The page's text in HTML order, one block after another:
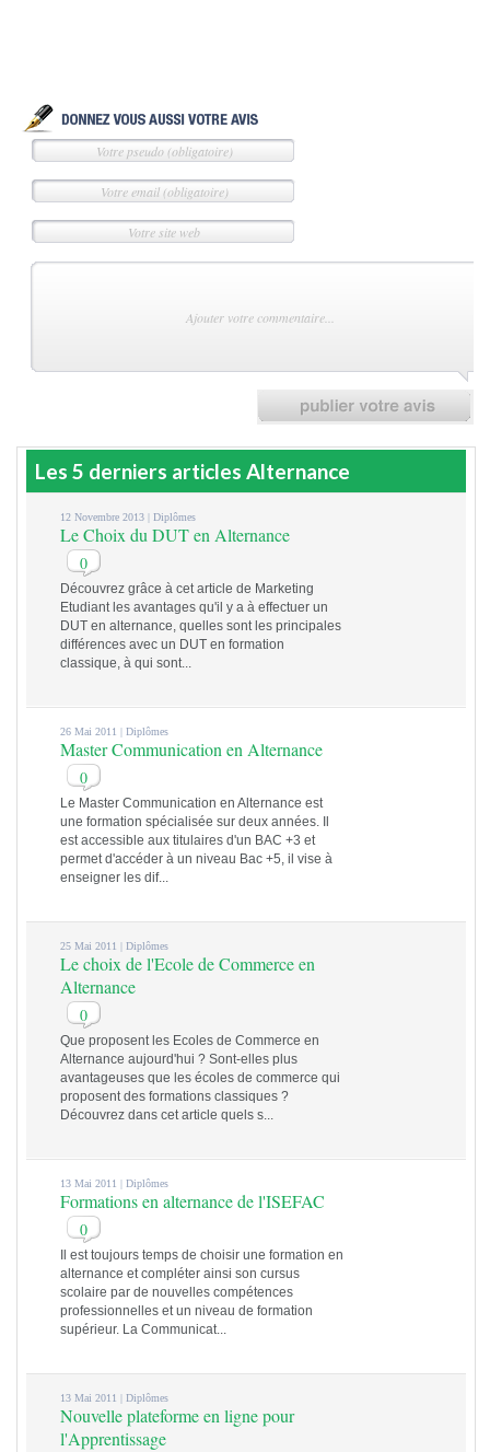
Les 5 derniers articles Alternance
12 Novembre 2013 |Diplômes
Le Choix du DUT en Alternance
0
Découvrez grâce à cet article de Marketing
Etudiant les avantages qu'il y a à effectuer un
DUT en alternance, quelles sont les principales
différences avec un DUT en formation
classique, à qui sont...
26 Mai 2011 |Diplômes
Master Communication en Alternance
0
Le Master Communication en Alternance est
une formation spécialisée sur deux années. Il
est accessible aux titulaires d'un BAC +3 et
permet d'accéder à un niveau Bac +5, il vise à
enseigner les dif...
25 Mai 2011 |Diplômes
Le choix de l'Ecole de Commerce en
Alternance
0
Que proposent les Ecoles de Commerce en
Alternance aujourd'hui ? Sont-elles plus
avantageuses que les écoles de commerce qui
proposent des formations classiques ?
Découvrez dans cet article quels s...
13 Mai 2011 |Diplômes
Formations en alternance de l'ISEFAC
0
Il est toujours temps de choisir une formation en
alternance et compléter ainsi son cursus
scolaire par de nouvelles compétences
professionnelles et un niveau de formation
supérieur. La Communicat...
13 Mai 2011 |Diplômes
Nouvelle plateforme en ligne pour
l'Apprentissage